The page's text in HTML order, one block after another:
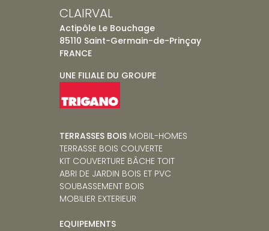
CLAIRVAL
Actipôle Le Bouchage
85110 Saint-Germain-de-Prinçay
FRANCE
UNE FILIALE DU GROUPE
TERRASSES BOIS MOBIL-HOMES
TERRASSE BOIS COUVERTE
KIT COUVERTURE BÂCHE TOIT
ABRI DE JARDIN BOIS ET PVC
SOUBASSEMENT BOIS
MOBILIER EXTERIEUR
EQUIPEMENTS